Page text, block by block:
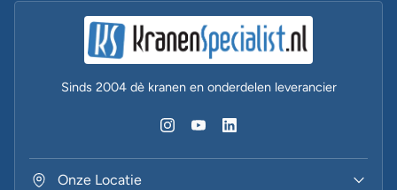
Sinds 2004 dè kranen en onderdelen leverancier
Onze Locatie